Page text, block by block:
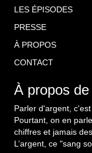
LES ÉPISODES
PRESSE
À PROPOS
CONTACT
À propos
Parler d'argent,
Pourtant, on en
chiffres et jamais
L’argent, ce "sang